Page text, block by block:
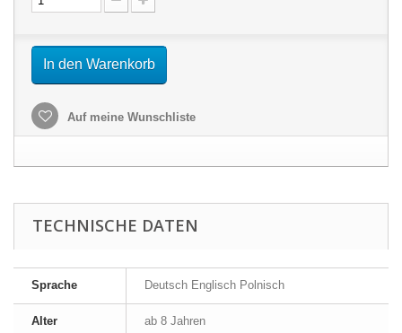
In den Warenkorb
Auf meine Wunschliste
TECHNISCHE DATEN
Sprache Deutsch Englisch Polnisch
Alter ab 8 Jahren